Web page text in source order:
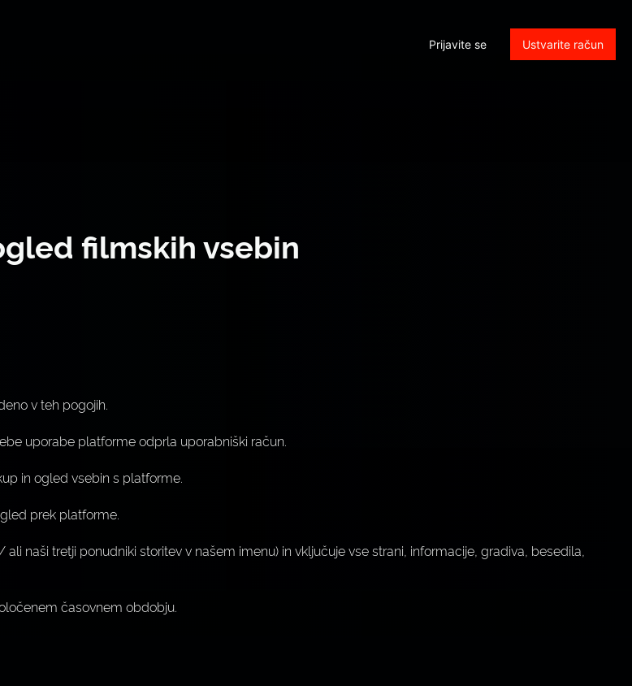
Prijavite se Ustvarite račun
filmskih vsebin
v teh pogojih.
uporabe platforme odprla uporabniški račun.
in ogled vsebin s platforme.
prek platforme.
naši tretji ponudniki storitev v našem imenu) in vključuje vse strani, informacije, gradiva, besedila,
časovnem obdobju.